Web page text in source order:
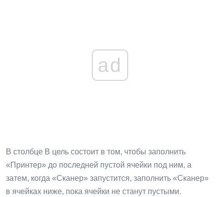
ad
В столбце B цель состоит в том, чтобы заполнить
«Принтер» до последней пустой ячейки под ним, а
затем, когда «Сканер» запустится, заполнить «Сканер»
в ячейках ниже, пока ячейки не станут пустыми.